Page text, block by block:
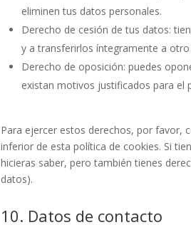
eliminen tus datos personales.
Derecho de cesión de tus datos:
y a transferirlos íntegramente a
Derecho de oposición: puedes
existan motivos justificados para el
Para ejercer estos derechos, por favor,
inferior de esta política de cookies. Si
hicieras saber, pero también tienes
datos).
10. Datos de contacto